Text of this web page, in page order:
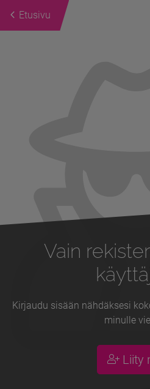
Etusivu
Vain
Kirjaudu sisään nähdäksesi
minulle
Liity